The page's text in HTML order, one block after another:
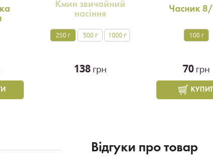
Кмин звичайний
насіння
250 г 500 г 1000 г
138 грн
Часник
100 г
70 грн
Вiдгуки про товар